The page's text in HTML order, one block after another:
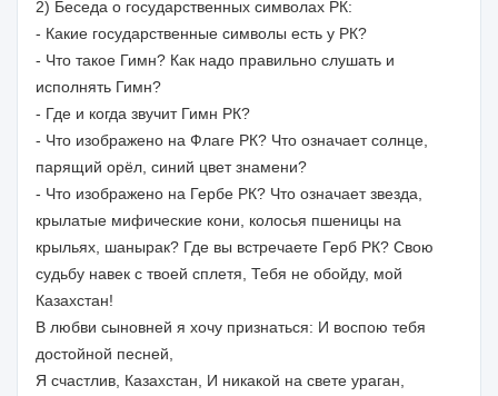
2) Беседа о государственных символах РК:
- Какие государственные символы есть у РК?
- Что такое Гимн? Как надо правильно слушать и
исполнять Гимн?
- Где и когда звучит Гимн РК?
- Что изображено на Флаге РК? Что означает солнце,
парящий орёл, синий цвет знамени?
- Что изображено на Гербе РК? Что означает звезда,
крылатые мифические кони, колосья пшеницы на
крыльях, шанырак? Где вы встречаете Герб РК? Свою
судьбу навек с твоей сплетя, Тебя не обойду, мой
Казахстан!
В любви сыновней я хочу признаться: И воспою тебя
достойной песней,
Я счастлив, Казахстан, И никакой на свете ураган,